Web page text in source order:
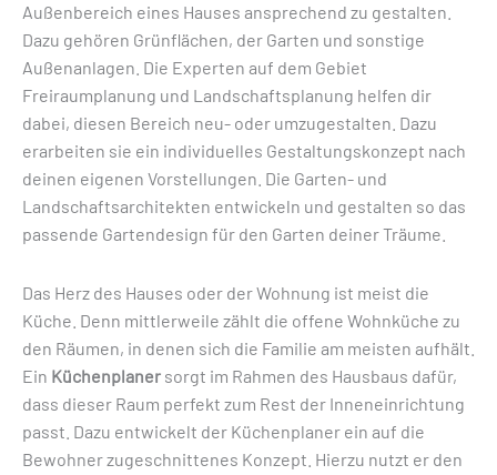
Außenbereich eines Hauses ansprechend zu gestalten.
Dazu gehören Grünflächen, der Garten und sonstige
Außenanlagen. Die Experten auf dem Gebiet
Freiraumplanung und Landschaftsplanung helfen dir
dabei, diesen Bereich neu- oder umzugestalten. Dazu
erarbeiten sie ein individuelles Gestaltungskonzept nach
deinen eigenen Vorstellungen. Die Garten- und
Landschaftsarchitekten entwickeln und gestalten so das
passende Gartendesign für den Garten deiner Träume.
Das Herz des Hauses oder der Wohnung ist meist die
Küche. Denn mittlerweile zählt die offene Wohnküche zu
den Räumen, in denen sich die Familie am meisten aufhält.
Ein Küchenplaner sorgt im Rahmen des Hausbaus dafür,
dass dieser Raum perfekt zum Rest der Inneneinrichtung
passt. Dazu entwickelt der Küchenplaner ein auf die
Bewohner zugeschnittenes Konzept. Hierzu nutzt er den